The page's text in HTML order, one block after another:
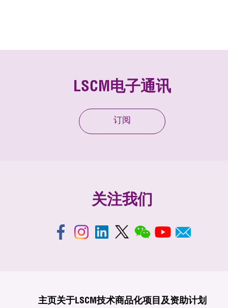
LSCM电子通讯
订阅
关注我们
主页关于LSCM技术商品化项目及资助计划